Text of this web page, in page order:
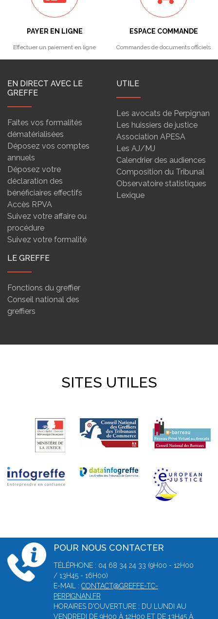
PAYER EN LIGNE
Effectuer un paiement en ligne
ESPACE COMMANDE
Commandes de documents officiels
EN DIRECT AVEC LE
GREFFE
Faites vos formalités
dématérialisées
Déposez vos comptes
annuels
Déposez votre
déclaration des
bénéficiaires effectifs
Accès RPVA
Suivez votre affaire ou
procédure
Suivez votre formalité
UTILE
Les avocats de Perpignan
Les huissiers de justice
Association APESA
Les AJ/MJ
Calendrier des audiences
Composition du Tribunal
Observatoire statistiques
Lexique
LE GREFFE
Fonctions du greffier
Conseil national des
greffiers
SITES UTILES
POUR NOUS CONTACTER
TÉLÉPHONE : 04 68 34 24 33 (9H00 - 12H00
/ 13H45 - 16H00)
E-MAIL : CONTACT@GREFFE-TC-
PERPIGNAN.FR
HORAIRES D'OUVERTURE : DU LUNDI AU
VENDREDI DE 9H00 À 12H00 ET DE 13H45 À